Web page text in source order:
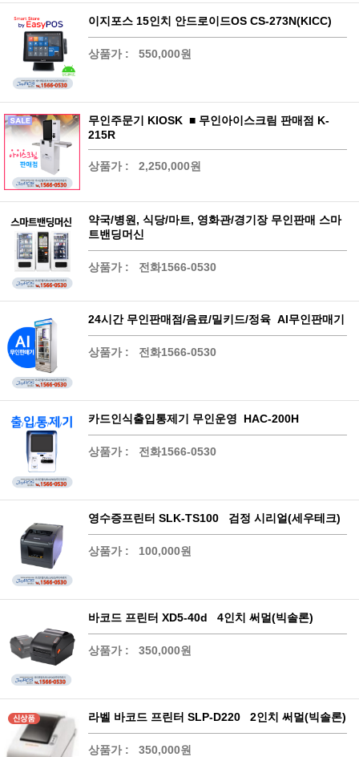
이지포스 15인치 안드로이드OS CS-273N(KICC)
상품가 : 550,000원
무인주문기 KIOSK ■ 무인아이스크림 판매점 K-
215R
상품가 : 2,250,000원
약국/병원, 식당/마트, 영화관/경기장 무인판매 스마
트밴딩머신
상품가 : 전화1566-0530
24시간 무인판매점/음료/밀키드/정육 AI무인판매기
상품가 : 전화1566-0530
카드인식출입통제기 무인운영 HAC-200H
상품가 : 전화1566-0530
영수증프린터 SLK-TS100 검정 시리얼(세우테크)
상품가 : 100,000원
바코드 프린터 XD5-40d 4인치 써멀(빅솔론)
상품가 : 350,000원
라벨 바코드 프린터 SLP-D220 2인치 써멀(빅솔론)
상품가 : 350,000원